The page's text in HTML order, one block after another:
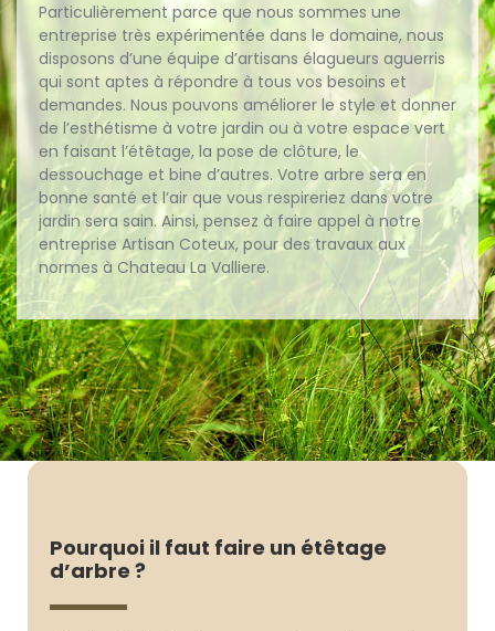
Particulièrement parce que nous sommes une
entreprise très expérimentée dans le domaine, nous
disposons d’une équipe d’artisans élagueurs aguerris
qui sont aptes à répondre à tous vos besoins et
demandes. Nous pouvons améliorer le style et donner
de l’esthétisme à votre jardin ou à votre espace vert
en faisant l’étêtage, la pose de clôture, le
dessouchage et bine d’autres. Votre arbre sera en
bonne santé et l’air que vous respireriez dans votre
jardin sera sain. Ainsi, pensez à faire appel à notre
entreprise Artisan Coteux, pour des travaux aux
normes à Chateau La Valliere.
Pourquoi il faut faire un étêtage
d’arbre ?